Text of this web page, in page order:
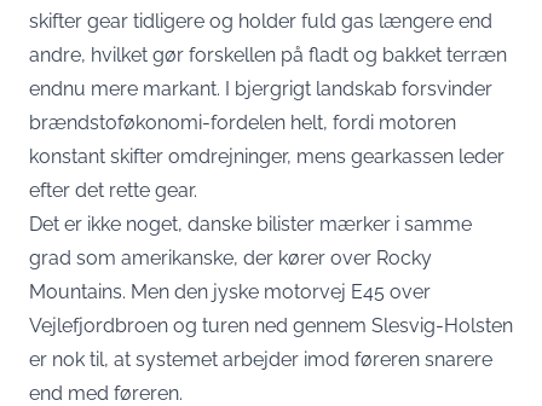
skifter gear tidligere og holder fuld gas længere end
andre, hvilket gør forskellen på fladt og bakket terræn
endnu mere markant. I bjergrigt landskab forsvinder
brændstoføkonomi-fordelen helt, fordi motoren
konstant skifter omdrejninger, mens gearkassen leder
efter det rette gear.
Det er ikke noget, danske bilister mærker i samme
grad som amerikanske, der kører over Rocky
Mountains. Men den jyske motorvej E45 over
Vejlefjordbroen og turen ned gennem Slesvig-Holsten
er nok til, at systemet arbejder imod føreren snarere
end med føreren.